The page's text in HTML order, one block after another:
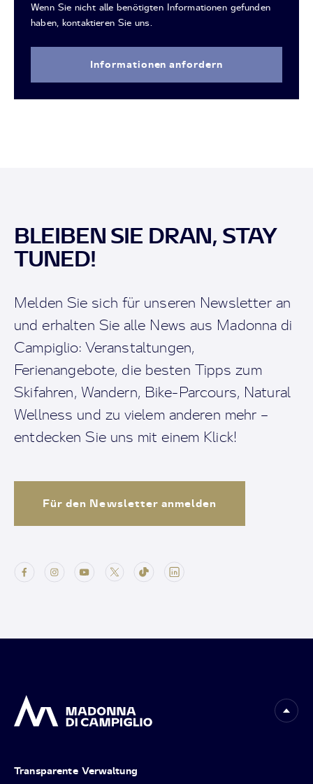
Wenn Sie nicht alle benötigten Informationen gefunden
haben, kontaktieren Sie uns.
Informationen anfordern
BLEIBEN SIE DRAN, STAY
TUNED!
Melden Sie sich für unseren Newsletter an
und erhalten Sie alle News aus Madonna di
Campiglio: Veranstaltungen,
Ferienangebote, die besten Tipps zum
Skifahren, Wandern, Bike-Parcours, Natural
Wellness und zu vielem anderen mehr –
entdecken Sie uns mit einem Klick!
Für den Newsletter anmelden
Transparente Verwaltung